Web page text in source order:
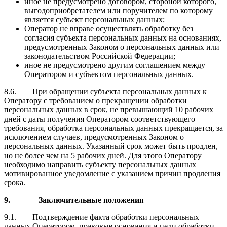
выгодоприобретателем или поручителем по которому
является субъект персональных данных;
Оператор не вправе осуществлять обработку без
согласия субъекта персональных данных на основаниях,
предусмотренных Законом о персональных данных или
законодательством Российской Федерации;
иное не предусмотрено другим соглашением между
Оператором и субъектом персональных данных.
8.6. При обращении субъекта персональных данных к
Оператору с требованием о прекращении обработки
персональных данных в срок, не превышающий 10 рабочих
дней с даты получения Оператором соответствующего
требования, обработка персональных данных прекращается, за
исключением случаев, предусмотренных Законом о
персональных данных. Указанный срок может быть продлен,
но не более чем на 5 рабочих дней. Для этого Оператору
необходимо направить субъекту персональных данных
мотивированное уведомление с указанием причин продления
срока.
9. Заключительные положения
9.1. Подтверждение факта обработки персональных